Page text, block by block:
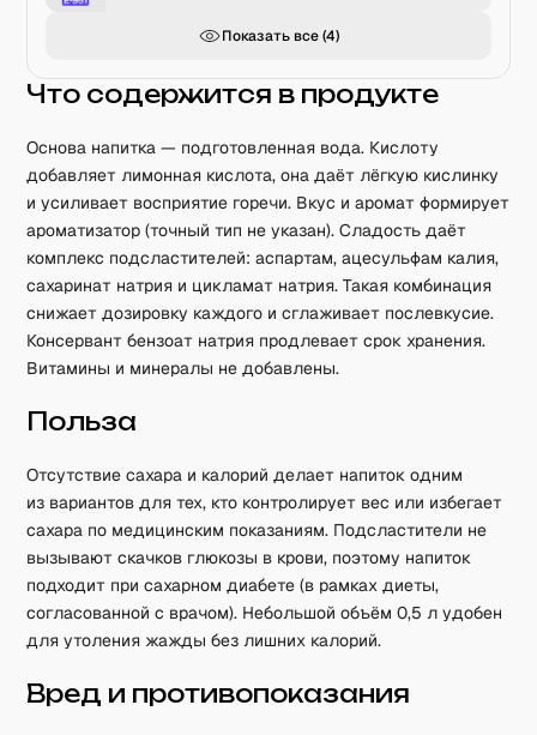
Что содержится в продукте
Основа напитка — подготовленная вода. Кислоту
добавляет лимонная кислота, она даёт лёгкую кислинку
и усиливает восприятие горечи. Вкус и аромат формирует
ароматизатор (точный тип не указан). Сладость даёт
комплекс подсластителей: аспартам, ацесульфам калия,
сахаринат натрия и цикламат натрия. Такая комбинация
снижает дозировку каждого и сглаживает послевкусие.
Консервант бензоат натрия продлевает срок хранения.
Витамины и минералы не добавлены.
Польза
Отсутствие сахара и калорий делает напиток одним
из вариантов для тех, кто контролирует вес или избегает
сахара по медицинским показаниям. Подсластители не
вызывают скачков глюкозы в крови, поэтому напиток
подходит при сахарном диабете (в рамках диеты,
согласованной с врачом). Небольшой объём 0,5 л удобен
для утоления жажды без лишних калорий.
Вред и противопоказания
Показать все (4)